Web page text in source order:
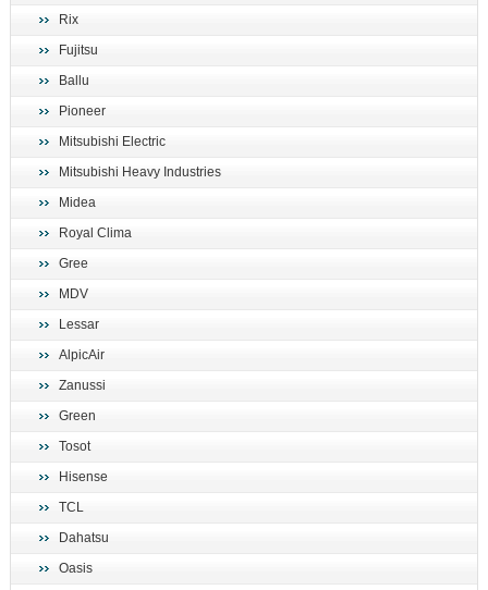
Rix
Fujitsu
Ballu
Pioneer
Mitsubishi Electric
Mitsubishi Heavy Industries
Midea
Royal Clima
Gree
MDV
Lessar
AlpicAir
Zanussi
Green
Tosot
Hisense
TCL
Dahatsu
Oasis